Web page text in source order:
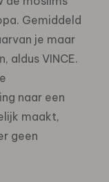
Gemiddeld
je maar
aldus VINCE.
naar een
maakt,
geen